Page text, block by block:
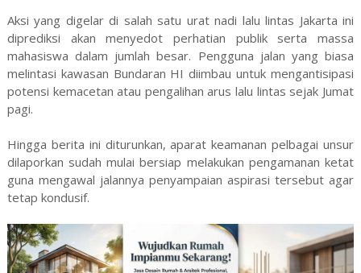
Aksi yang digelar di salah satu urat nadi lalu lintas Jakarta ini
diprediksi akan menyedot perhatian publik serta massa
mahasiswa dalam jumlah besar. Pengguna jalan yang biasa
melintasi kawasan Bundaran HI diimbau untuk mengantisipasi
potensi kemacetan atau pengalihan arus lalu lintas sejak Jumat
pagi.
Hingga berita ini diturunkan, aparat keamanan pelbagai unsur
dilaporkan sudah mulai bersiap melakukan pengamanan ketat
guna mengawal jalannya penyampaian aspirasi tersebut agar
tetap kondusif.